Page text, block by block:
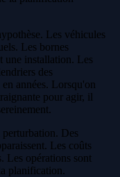
Les véhicules
Les bornes
une installation. Les
des
années. Lorsqu'on
pour agir, il
Des
Les coûts
Les opérations sont
planification.